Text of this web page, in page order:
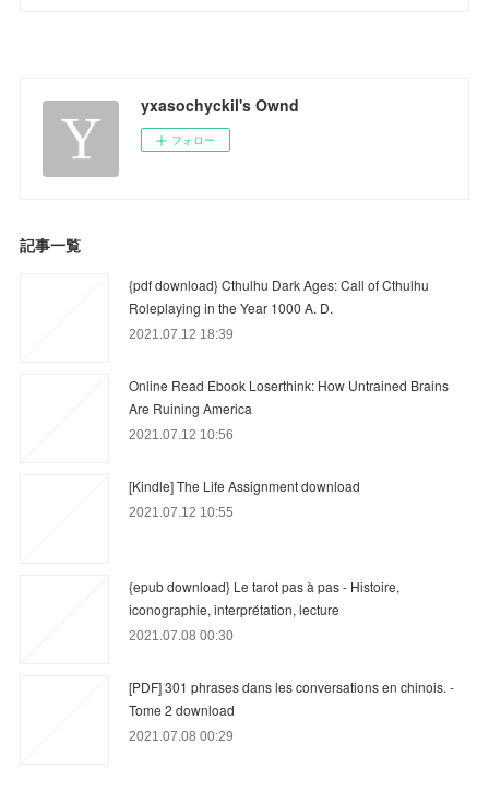
yxasochyckil's Ownd
フォロー
記事一覧
{pdf download} Cthulhu Dark Ages: Call of Cthulhu
Roleplaying in the Year 1000 A. D.
2021.07.12 18:39
Online Read Ebook Loserthink: How Untrained Brains
Are Ruining America
2021.07.12 10:56
[Kindle] The Life Assignment download
2021.07.12 10:55
{epub download} Le tarot pas à pas - Histoire,
iconographie, interprétation, lecture
2021.07.08 00:30
[PDF] 301 phrases dans les conversations en chinois. -
Tome 2 download
2021.07.08 00:29